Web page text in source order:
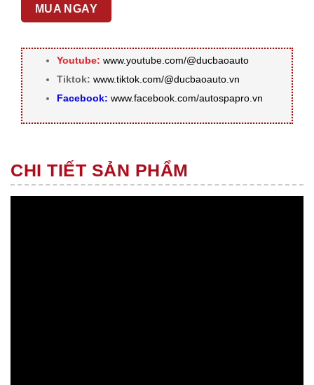
MUA NGAY
Youtube: www.youtube.com/@ducbaoauto
Tiktok: www.tiktok.com/@ducbaoauto.vn
Facebook: www.facebook.com/autospapro.vn
CHI TIẾT SẢN PHẨM